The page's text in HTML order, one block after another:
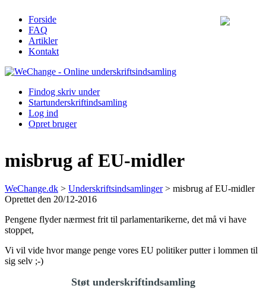
Forside
FAQ
Artikler
Kontakt
Findog skriv under
Startunderskriftindsamling
Log ind
Opret bruger
misbrug af EU-midler
WeChange.dk > Underskriftsindsamlinger > misbrug af EU-midler
Oprettet den 20/12-2016
Pengene flyder nærmest frit til parlamentarikerne, det må vi have
stoppet,
Vi vil vide hvor mange penge vores EU politiker putter i lommen til
sig selv ;-)
Støt underskriftindsamling